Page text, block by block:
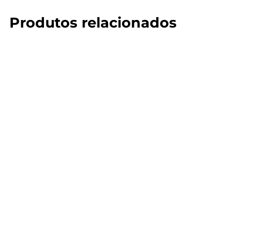
Produtos relacionados